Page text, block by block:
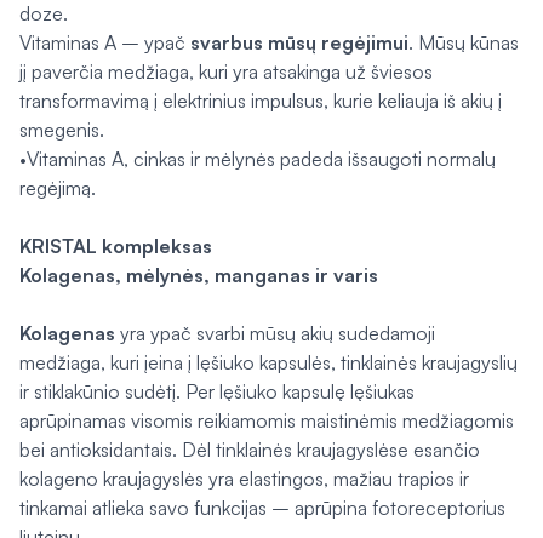
doze.
Vitaminas A – ypač svarbus mūsų regėjimui. Mūsų kūnas
jį paverčia medžiaga, kuri yra atsakinga už šviesos
transformavimą į elektrinius impulsus, kurie keliauja iš akių į
smegenis.
•Vitaminas A, cinkas ir mėlynės padeda išsaugoti normalų
regėjimą.
KRISTAL kompleksas
Kolagenas, mėlynės, manganas ir varis
Kolagenas yra ypač svarbi mūsų akių sudedamoji
medžiaga, kuri įeina į lęšiuko kapsulės, tinklainės kraujagyslių
ir stiklakūnio sudėtį. Per lęšiuko kapsulę lęšiukas
aprūpinamas visomis reikiamomis maistinėmis medžiagomis
bei antioksidantais. Dėl tinklainės kraujagyslėse esančio
kolageno kraujagyslės yra elastingos, mažiau trapios ir
tinkamai atlieka savo funkcijas – aprūpina fotoreceptorius